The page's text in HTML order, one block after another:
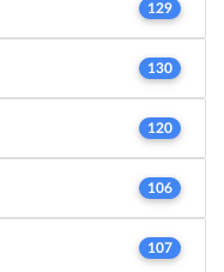
129
130
120
106
107